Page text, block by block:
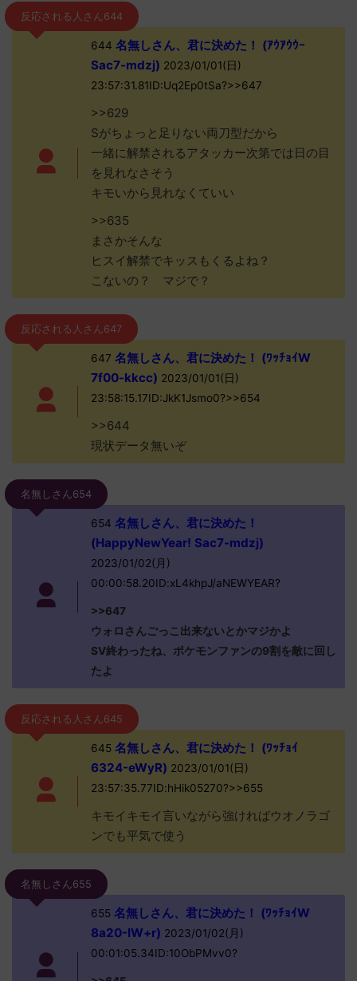
反応される人さん644
644 名無しさん、君に決めた！ (ｱｳｱｳｳｰ
Sac7-mdzj) 2023/01/01(日)
23:57:31.81ID:Uq2Ep0tSa?>>647
>>629
Sがちょっと足りない両刀型だから
一緒に解禁されるアタッカー次第では日の目
を見れなさそう
キモいから見れなくていい
>>635
まさかそんな
ヒスイ解禁でキッスもくるよね？
こないの？ マジで？
反応される人さん647
647 名無しさん、君に決めた！ (ﾜｯﾁｮｲW
7f00-kkcc) 2023/01/01(日)
23:58:15.17ID:JkK1Jsmo0?>>654
>>644
現状データ無いぞ
名無しさん654
654 名無しさん、君に決めた！
(HappyNewYear! Sac7-mdzj)
2023/01/02(月)
00:00:58.20ID:xL4khpJ/aNEWYEAR?
>>647
ウォロさんごっこ出来ないとかマジかよ
SV終わったね、ポケモンファンの9割を敵に回し
たよ
反応される人さん645
645名無しさん、君に決めた！ (ﾜｯﾁｮｲ
6324-eWyR) 2023/01/01(日)
23:57:35.77ID:hHik05270?>>655
キモイキモイ言いながら強ければウオノラゴ
ンでも平気で使う
名無しさん655
655名無しさん、君に決めた！ (ﾜｯﾁｮｲW
8a20-IW+r) 2023/01/02(月)
00:01:05.34ID:10ObPMvv0?